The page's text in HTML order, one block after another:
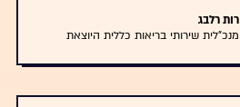
רות רלבג
מנכ"לית שירותי בריאות כללית היוצאת